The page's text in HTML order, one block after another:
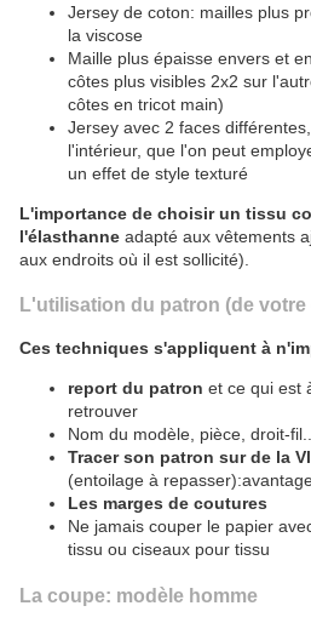
Jersey de coton: mailles plus
la viscose
Maille plus épaisse envers et
côtes plus visibles 2x2 sur
côtes en tricot main)
Jersey avec 2 faces
l'intérieur, que l'on peut
un effet de style texturé
L'importance de choisir un tissu
l'élasthanne adapté aux vêtements
aux endroits où il est sollicité).
L'utilisation du patron (de votre
Ces techniques s'appliquent à
report du patron et ce qui est
retrouver
Nom du modèle, pièce, droit-
Tracer son patron sur de la
(entoilage à
Les marges de coutures
Ne jamais couper le papier
tissu ou ciseaux pour tissu
La coupe: modèle homme